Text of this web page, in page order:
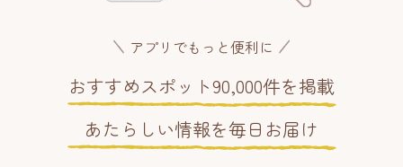
アプリでもっと便利に
おすすめスポット90,000件を掲載
あたらしい情報を毎日お届け